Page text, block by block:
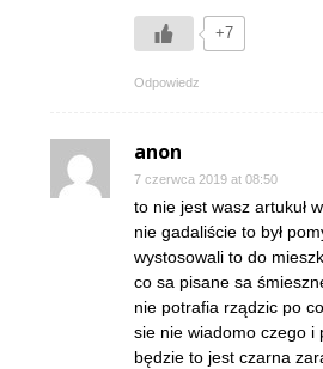
+7
Odpowiedz
anon
7 czerwca 2019 at 08:50
to nie jest wasz artukuł
nie gadaliście to był
wystosowali to do
co sa pisane sa
nie potrafia rządzic po
sie nie wiadomo czego i
będzie to jest czarna